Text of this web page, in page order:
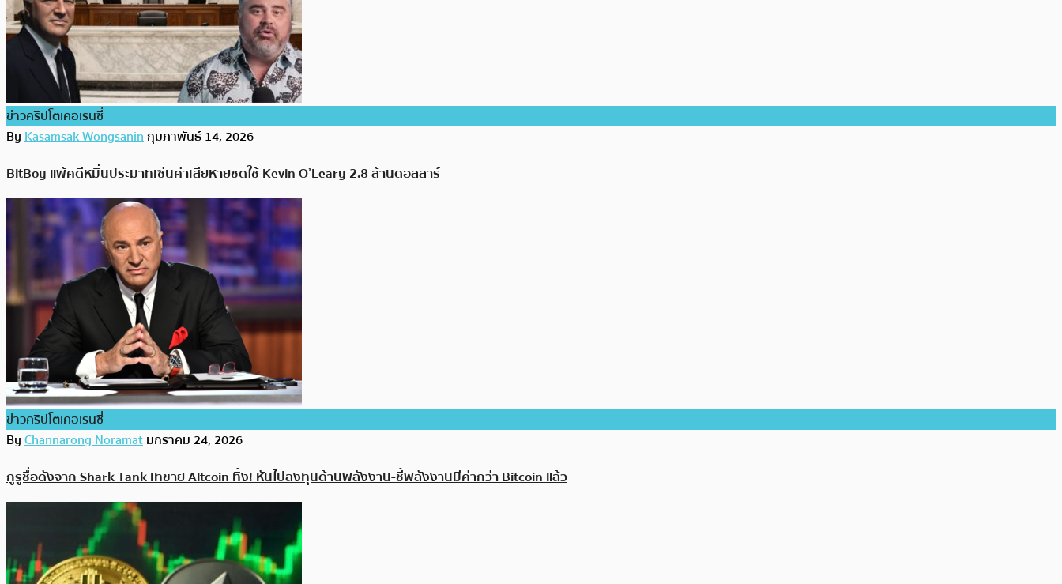
ข่าวคริปโตเคอเรนซี่
ByKasamsak Wongsaninกุมภาพันธ์ 14, 2026
BitBoy แพ้คดีหมิ่นประมาทเซ่นค่าเสียหายชดใช้ Kevin O’Leary 2.8 ล้านดอลลาร์
ข่าวคริปโตเคอเรนซี่
ByChannarong Noramatมกราคม 24, 2026
กูรูชื่อดังจาก Shark Tank เทขาย Altcoin ทิ้ง! หันไปลงทุนด้านพลังงาน-ชี้พลังงานมีค่ากว่า Bitcoin แล้ว